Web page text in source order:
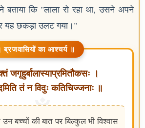
बताया कि "लाला रो रहा था, उसने अपने
यह छकड़ा उलट गया।"
ब्रजवासियों का आश्चर्य ॥
जगृहुर्बालास्याप्रमितौकसः ।
तं न विदुः कतिचिज्जनाः ॥
उन बच्चों की बात पर बिल्कुल भी विश्वास